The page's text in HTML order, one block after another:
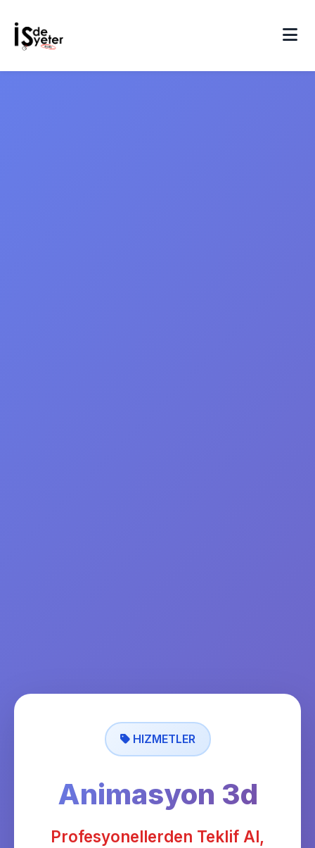
HIZMETLER
Animasyon 3d
Profesyonellerden Teklif Al,